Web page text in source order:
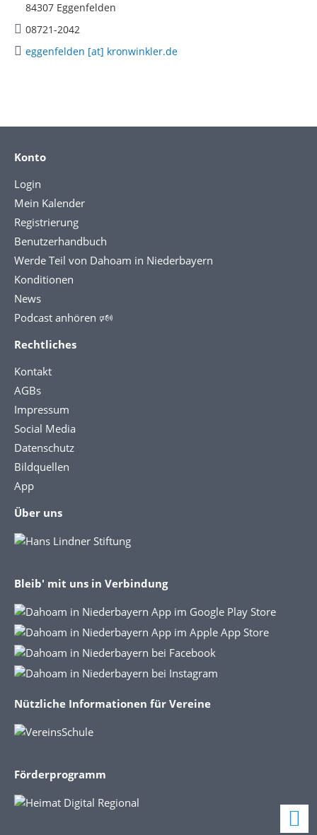
84307 Eggenfelden
08721-2042
eggenfelden [at] kronwinkler.de
Konto
Login
Mein Kalender
Registrierung
Benutzerhandbuch
Werde Teil von Dahoam in Niederbayern
Konditionen
News
Podcast anhören 🕬
Rechtliches
Kontakt
AGBs
Impressum
Social Media
Datenschutz
Bildquellen
App
Über uns
Bleib' mit uns in Verbindung
Nützliche Informationen für Vereine
Förderprogramm